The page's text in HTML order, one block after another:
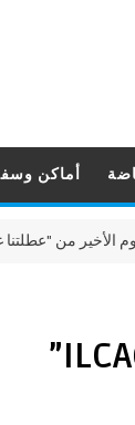
أماكن
"عطلتنا غير" في
سلطان العويس يمنح فريق الحمرية للشراع ذهبية “ILCA6”